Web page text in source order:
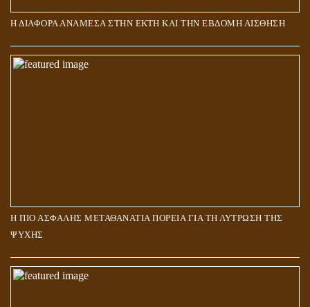
Η ΔΙΑΦΟΡΑ ΑΝΑΜΕΣΑ ΣΤΗΝ ΕΚΤΗ ΚΑΙ ΤΗΝ ΕΒΔΟΜΗ ΑΙΣΘΗΣΗ
Η ΠΙΟ ΑΣΦΑΛΗΣ ΜΕΤΑΘΑΝΑΤΙΑ ΠΟΡΕΙΑ ΓΙΑ ΤΗ ΛΥΤΡΩΣΗ ΤΗΣ
ΨΥΧΗΣ